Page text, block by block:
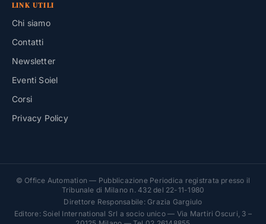
LINK UTILI
Chi siamo
Contatti
Newsletter
Eventi Soiel
Corsi
Privacy Policy
© Office Automation — Pubblicazione Periodica registrata presso il
Tribunale di Milano n. 432 del 22-11-1980
Direttore Responsabile: Grazia Gargiulo
Editore: Soiel International Srl a socio unico — Via Martiri Oscuri, 3 –